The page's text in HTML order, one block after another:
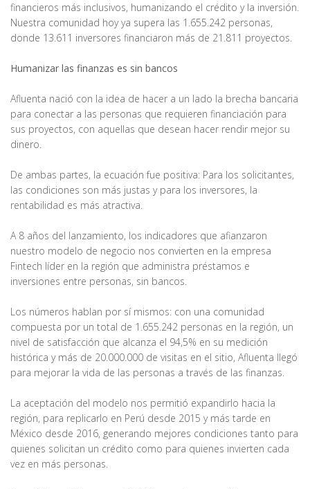
financieros más inclusivos, humanizando el crédito y la inversión.
Nuestra comunidad hoy ya supera las 1.655.242 personas,
donde 13.611 inversores financiaron más de 21.811 proyectos.
Humanizar las finanzas es sin bancos
Afluenta nació con la idea de hacer a un lado la brecha bancaria
para conectar a las personas que requieren financiación para
sus proyectos, con aquellas que desean hacer rendir mejor su
dinero.
De ambas partes, la ecuación fue positiva: Para los solicitantes,
las condiciones son más justas y para los inversores, la
rentabilidad es más atractiva.
A 8 años del lanzamiento, los indicadores que afianzaron
nuestro modelo de negocio nos convierten en la empresa
Fintech líder en la región que administra préstamos e
inversiones entre personas, sin bancos.
Los números hablan por sí mismos: con una comunidad
compuesta por un total de 1.655.242 personas en la región, un
nivel de satisfacción que alcanza el 94,5% en su medición
histórica y más de 20.000.000 de visitas en el sitio, Afluenta llegó
para mejorar la vida de las personas a través de las finanzas.
La aceptación del modelo nos permitió expandirlo hacia la
región, para replicarlo en Perú desde 2015 y más tarde en
México desde 2016, generando mejores condiciones tanto para
quienes solicitan un crédito como para quienes invierten cada
vez en más personas.